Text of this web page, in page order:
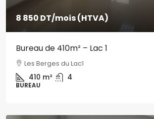
8 850 DT/mois (HTVA)
Bureau de 410m² – Lac 1
Les Berges du Lac1
410 m² 4
BUREAU